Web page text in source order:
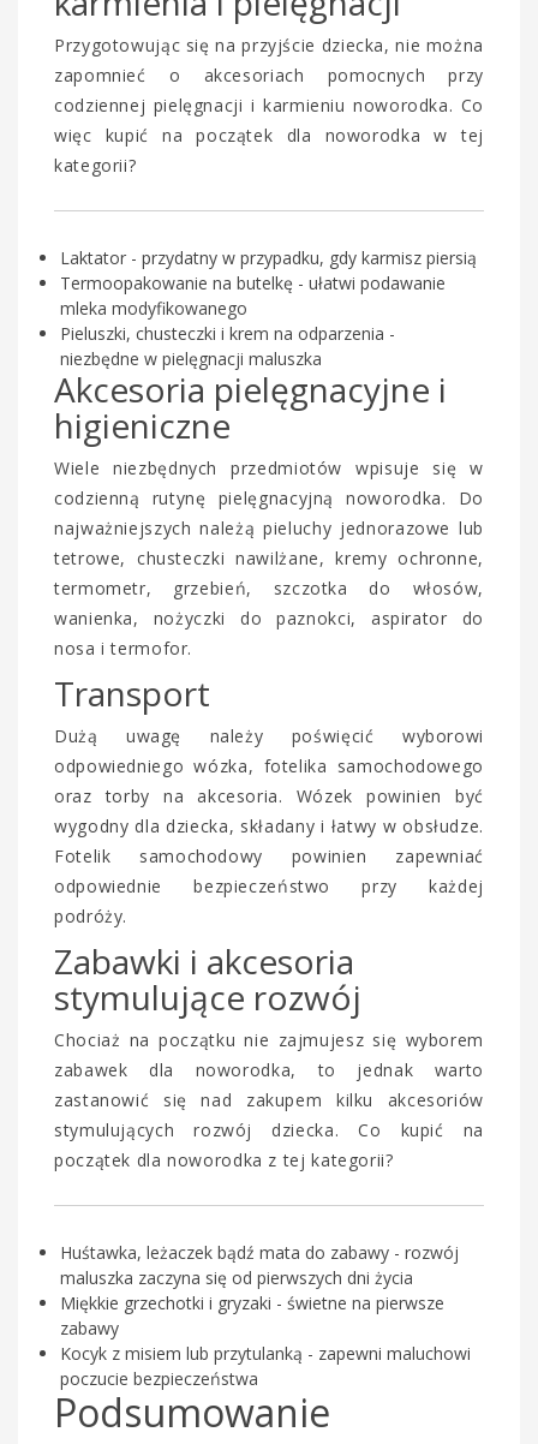
Przygotowując się na przyjście dziecka, nie można
zapomnieć o akcesoriach pomocnych przy
codziennej pielęgnacji i karmieniu noworodka. Co
więc kupić na początek dla noworodka w tej
kategorii?
Laktator - przydatny w przypadku, gdy karmisz piersią
Termoopakowanie na butelkę - ułatwi podawanie
mleka modyfikowanego
Pieluszki, chusteczki i krem na odparzenia -
niezbędne w pielęgnacji maluszka
Akcesoria pielęgnacyjne i
higieniczne
Wiele niezbędnych przedmiotów wpisuje się w
codzienną rutynę pielęgnacyjną noworodka. Do
najważniejszych należą pieluchy jednorazowe lub
tetrowe, chusteczki nawilżane, kremy ochronne,
termometr, grzebień, szczotka do włosów,
wanienka, nożyczki do paznokci, aspirator do
nosa i termofor.
Transport
Dużą uwagę należy poświęcić wyborowi
odpowiedniego wózka, fotelika samochodowego
oraz torby na akcesoria. Wózek powinien być
wygodny dla dziecka, składany i łatwy w obsłudze.
Fotelik samochodowy powinien zapewniać
odpowiednie bezpieczeństwo przy każdej
podróży.
Zabawki i akcesoria
stymulujące rozwój
Chociaż na początku nie zajmujesz się wyborem
zabawek dla noworodka, to jednak warto
zastanowić się nad zakupem kilku akcesoriów
stymulujących rozwój dziecka. Co kupić na
początek dla noworodka z tej kategorii?
Huśtawka, leżaczek bądź mata do zabawy - rozwój
maluszka zaczyna się od pierwszych dni życia
Miękkie grzechotki i gryzaki - świetne na pierwsze
zabawy
Kocyk z misiem lub przytulanką - zapewni maluchowi
poczucie bezpieczeństwa
Podsumowanie